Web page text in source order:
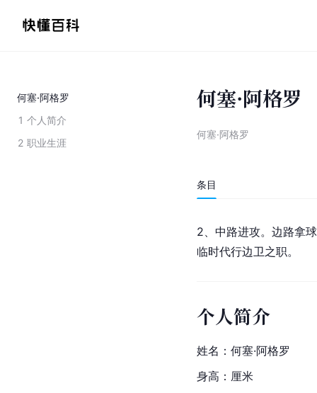
何塞·阿格罗
1 个人简介
2 职业生涯
何塞·阿格罗
何塞·阿格罗
条目
2、中路进攻。边路拿
临时代行边卫之职。
个人简介
姓名：何塞·阿格罗
身高：厘米